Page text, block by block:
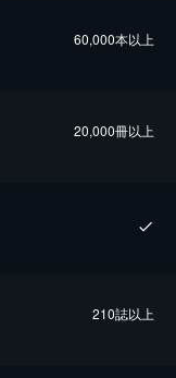
60,000本以上
20,000冊以上
210誌以上